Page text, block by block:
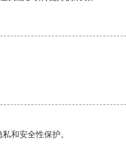
和安全性保护。